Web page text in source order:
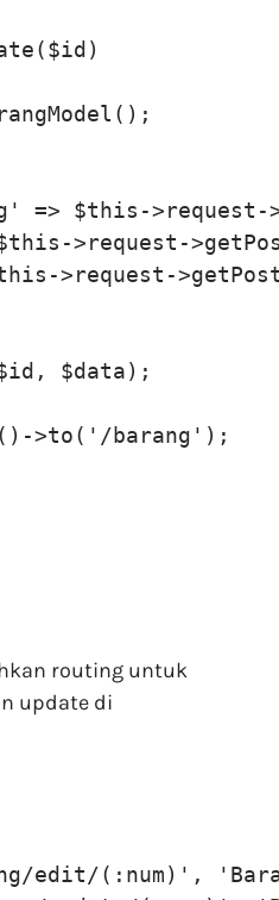
=> $this-
>request-
>request-
$data);
>to('/barang');
routing untuk
update di
edit/(:num)',